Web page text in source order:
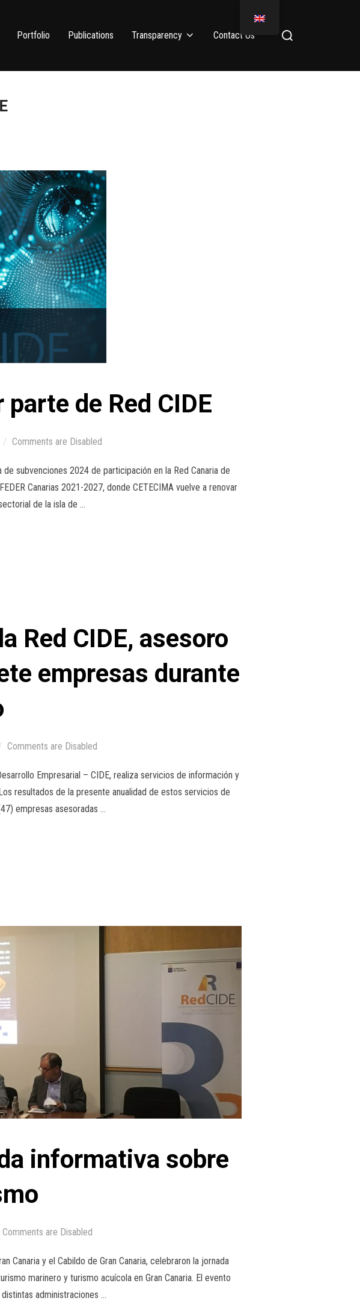
Portfolio Publications Transparency Contact Us
de Red CIDE
Comments are Disabled
subvenciones 2024 de participación en la Red Canaria de
Canarias 2021-2027, donde CETECIMA vuelve a renovar
de la isla de …
Red CIDE, asesoro
empresas durante
Comments are Disabled
Empresarial – CIDE, realiza servicios de información y
resultados de la presente anualidad de estos servicios de
empresas asesoradas …
informativa sobre
Comments are Disabled
Canaria y el Cabildo de Gran Canaria, celebraron la jornada
marinero y turismo acuícola en Gran Canaria. El evento
administraciones …